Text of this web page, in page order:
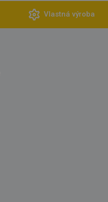
Vlastná výroba